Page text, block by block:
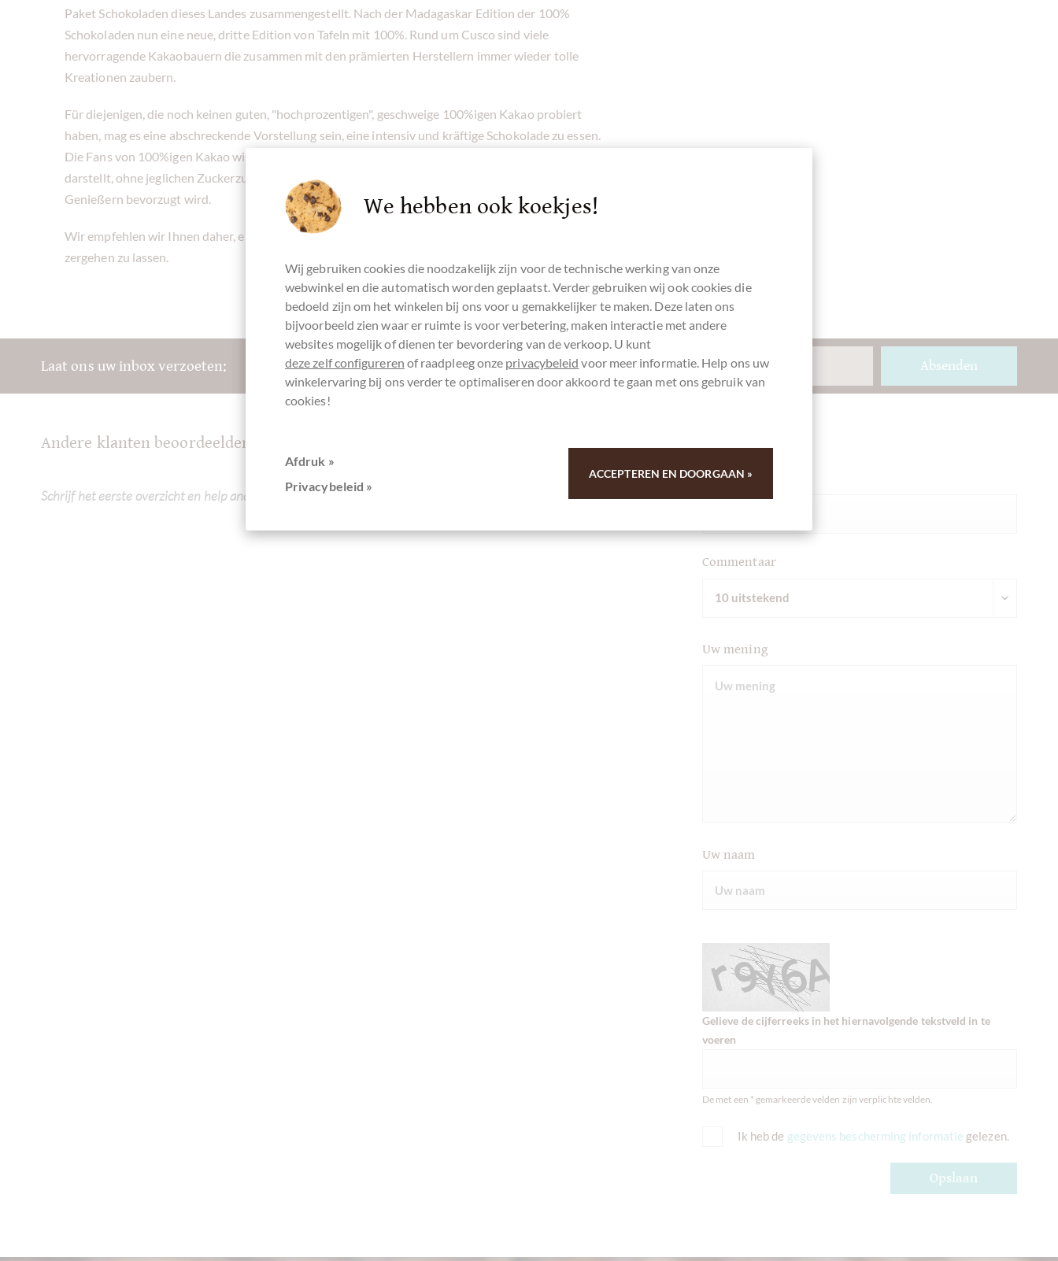
Paket Schokoladen dieses Landes zusammengestellt. Nach der Madagaskar Edition der 100%
Schokoladen nun eine neue, dritte Edition von Tafeln mit 100%. Rund um Cusco sind viele
hervorragende Kakaobauern die zusammen mit den prämierten Herstellern immer wieder tolle
Kreationen zaubern.
Für diejenigen, die noch keinen guten, "hochprozentigen", geschweige 100%igen Kakao probiert
haben, mag es eine abschreckende Vorstellung sein, eine intensiv und kräftige Schokolade zu essen.
Die Fans von 100%igen Kakao wissen, dass er den reinsten Ausdruck des Geschmacks der Bohne
darstellt, ohne jeglichen Zuckerzusatz, das im Allgemeinen von den erfahreneren 100%igen Kakao-
Genießern bevorzugt wird.
Wir empfehlen wir Ihnen daher, erst jeweils ein kleines Stück abzubrechen und es auf der Zunge
zergehen zu lassen.
Laat ons uw inbox verzoeten: Absenden
Andere klanten beoordeelden 100% Kakao - Schokoladen-Kollektion Peru-Edition
Schrijf het eerste overzicht en help andere klanten. Dank u voor uw steun.
Ihre Meinung
Samenvatting
Commentaar
Uw mening
Uw naam
Gelieve de cijferreeks in het hiernavolgende tekstveld in te
voeren
De met een * gemarkeerde velden zijn verplichte velden.
Ik heb de gegevens bescherming informatie gelezen.
Opslaan
We hebben ook koekjes!
Wij gebruiken cookies die noodzakelijk zijn voor de technische werking van onze
webwinkel en die automatisch worden geplaatst. Verder gebruiken wij ook cookies die
bedoeld zijn om het winkelen bij ons voor u gemakkelijker te maken. Deze laten ons
bijvoorbeeld zien waar er ruimte is voor verbetering, maken interactie met andere
websites mogelijk of dienen ter bevordering van de verkoop. U kunt
deze zelf configureren of raadpleeg onze privacybeleid voor meer informatie. Help ons uw
winkelervaring bij ons verder te optimaliseren door akkoord te gaan met ons gebruik van
cookies!
Afdruk »
Privacybeleid »
ACCEPTEREN EN DOORGAAN »